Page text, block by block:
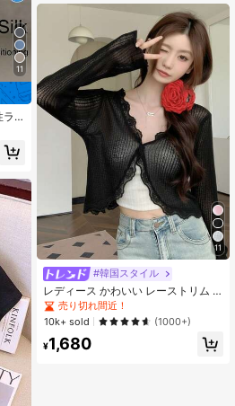
11
&
用
ブ 脚長効果 スリム くびれ強調 体型
カバー 韓国ファッション 大人可愛い
ガーリー フレンチガーリー フェミニ
ン きれいめ デート 女子会 旅行 休日
お出かけ 夏服 トップス バックデザ
イン 飾りボタン チェック柄 夏 涼し
い 20代 30代 清楚 上品 カジュアル
オフィス 1枚映え 主役級 デイリー ワ
ンマイルウェア 華奢見え 爽やか
11
#韓国スタイル
レディース かわいい レーストリム V
ネック カバーアップ セーター 軽量
夏用 シュラグ アウター ブラック 春
ボヘミアンシック
売り切れ間近！
10k+ sold
(1000+)
¥1,680